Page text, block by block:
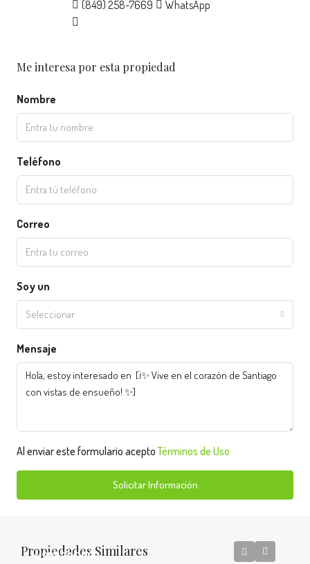
(849) 258-7669 WhatsApp
Me interesa por esta propiedad
Nombre
Teléfono
Correo
Soy un
Seleccionar
Mensaje
Al enviar este formulario aceptoTérminos de Uso
Solicitar Información
Propiedades Similares
USD$205,000